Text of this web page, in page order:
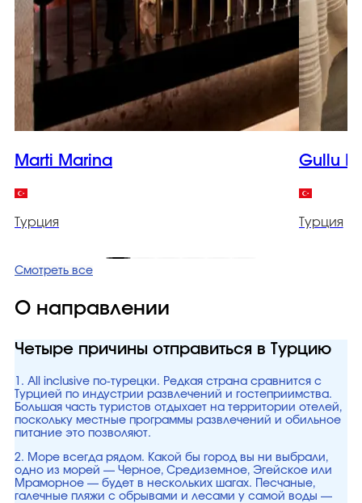
Marti Marina
Турция
Gullu
Турция
Смотреть все
О направлении
Четыре причины отправиться в Турцию
1. All inclusive по-турецки. Редкая страна сравнится с
Турцией по индустрии развлечений и гостеприимства.
Большая часть туристов отдыхает на территории отелей,
поскольку местные программы развлечений и обильное
питание это позволяют.
2. Море всегда рядом. Какой бы город вы ни выбрали,
одно из морей — Черное, Средиземное, Эгейское или
Мраморное — будет в нескольких шагах. Песчаные,
галечные пляжи с обрывами и лесами у самой воды —